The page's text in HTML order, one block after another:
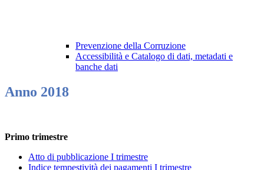
Prevenzione della Corruzione
Accessibilità e Catalogo di dati, metadati e
banche dati
Anno 2018
Primo trimestre
Atto di pubblicazione I trimestre
Indice tempestività dei pagamenti I trimestre